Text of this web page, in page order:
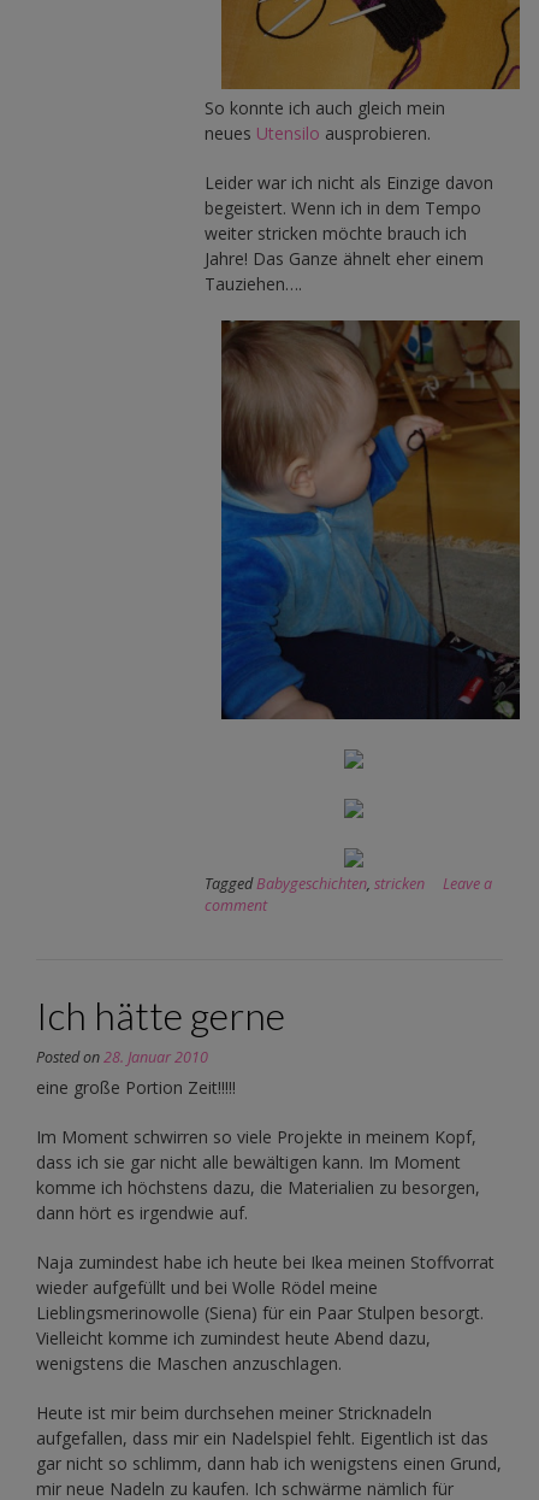
So konnte ich auch gleich mein
neues Utensilo ausprobieren.
Leider war ich nicht als Einzige davon
begeistert. Wenn ich in dem Tempo
weiter stricken möchte brauch ich
Jahre! Das Ganze ähnelt eher einem
Tauziehen….
TaggedBabygeschichten, stricken
Leave a
comment
Ich hätte gerne
Posted on28. Januar 2010
eine große Portion Zeit!!!!!
Im Moment schwirren so viele Projekte in meinem Kopf,
dass ich sie gar nicht alle bewältigen kann. Im Moment
komme ich höchstens dazu, die Materialien zu besorgen,
dann hört es irgendwie auf.
Naja zumindest habe ich heute bei Ikea meinen Stoffvorrat
wieder aufgefüllt und bei Wolle Rödel meine
Lieblingsmerinowolle (Siena) für ein Paar Stulpen besorgt.
Vielleicht komme ich zumindest heute Abend dazu,
wenigstens die Maschen anzuschlagen.
Heute ist mir beim durchsehen meiner Stricknadeln
aufgefallen, dass mir ein Nadelspiel fehlt. Eigentlich ist das
gar nicht so schlimm, dann hab ich wenigstens einen Grund,
mir neue Nadeln zu kaufen. Ich schwärme nämlich für